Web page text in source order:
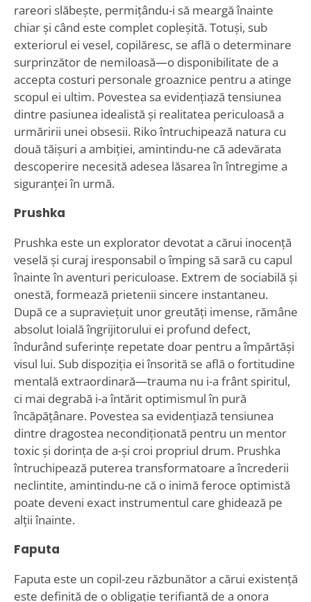
rareori slăbește, permițându-i să meargă înainte
chiar și când este complet copleșită. Totuși, sub
exteriorul ei vesel, copilăresc, se află o determinare
surprinzător de nemiloasă—o disponibilitate de a
accepta costuri personale groaznice pentru a atinge
scopul ei ultim. Povestea sa evidențiază tensiunea
dintre pasiunea idealistă și realitatea periculoasă a
urmăririi unei obsesii. Riko întruchipează natura cu
două tăișuri a ambiției, amintindu-ne că adevărata
descoperire necesită adesea lăsarea în întregime a
siguranței în urmă.
Prushka
Prushka este un explorator devotat a cărui inocență
veselă și curaj iresponsabil o împing să sară cu capul
înainte în aventuri periculoase. Extrem de sociabilă și
onestă, formează prietenii sincere instantaneu.
După ce a supraviețuit unor greutăți imense, rămâne
absolut loială îngrijitorului ei profund defect,
îndurând suferințe repetate doar pentru a împărtăși
visul lui. Sub dispoziția ei însorită se află o fortitudine
mentală extraordinară—trauma nu i-a frânt spiritul,
ci mai degrabă i-a întărit optimismul în pură
încăpățânare. Povestea sa evidențiază tensiunea
dintre dragostea necondiționată pentru un mentor
toxic și dorința de a-și croi propriul drum. Prushka
întruchipează puterea transformatoare a încrederii
neclintite, amintindu-ne că o inimă feroce optimistă
poate deveni exact instrumentul care ghidează pe
alții înainte.
Faputa
Faputa este un copil-zeu răzbunător a cărui existență
este definită de o obligație terifiantă de a onora